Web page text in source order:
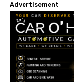
Advertisement